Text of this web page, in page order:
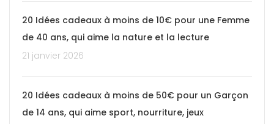
20 Idées cadeaux à moins de 10€ pour une Femme
de 40 ans, qui aime la nature et la lecture
21 janvier 2026
20 Idées cadeaux à moins de 50€ pour un Garçon
de 14 ans, qui aime sport, nourriture, jeux